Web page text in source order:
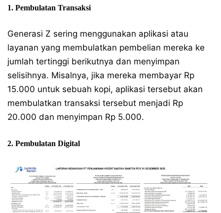
1. Pembulatan Transaksi
Generasi Z sering menggunakan aplikasi atau
layanan yang membulatkan pembelian mereka ke
jumlah tertinggi berikutnya dan menyimpan
selisihnya. Misalnya, jika mereka membayar Rp
15.000 untuk sebuah kopi, aplikasi tersebut akan
membulatkan transaksi tersebut menjadi Rp
20.000 dan menyimpan Rp 5.000.
2. Pembulatan Digital